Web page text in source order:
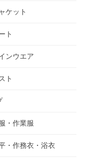
ケット
ト
ンウエア
ト
・作業服
・作務衣・浴衣